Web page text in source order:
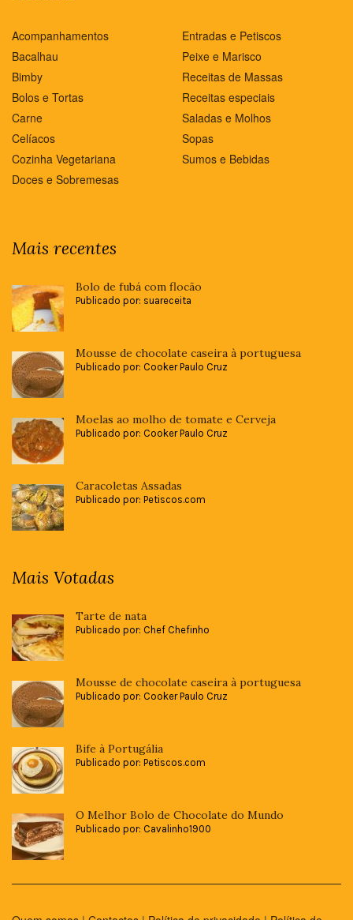
Acompanhamentos
Bacalhau
Bimby
Bolos e Tortas
Carne
Celíacos
Cozinha Vegetariana
Doces e Sobremesas
Entradas e Petiscos
Peixe e Marisco
Receitas de Massas
Receitas especiais
Saladas e Molhos
Sopas
Sumos e Bebidas
Mais recentes
Bolo de fubá com flocão
Publicado por: suareceita
Mousse de chocolate caseira à portuguesa
Publicado por: Cooker Paulo Cruz
Moelas ao molho de tomate e Cerveja
Publicado por: Cooker Paulo Cruz
Caracoletas Assadas
Publicado por: Petiscos.com
Mais Votadas
Tarte de nata
Publicado por: Chef Chefinho
Mousse de chocolate caseira à portuguesa
Publicado por: Cooker Paulo Cruz
Bife à Portugália
Publicado por: Petiscos.com
O Melhor Bolo de Chocolate do Mundo
Publicado por: Cavalinho1900